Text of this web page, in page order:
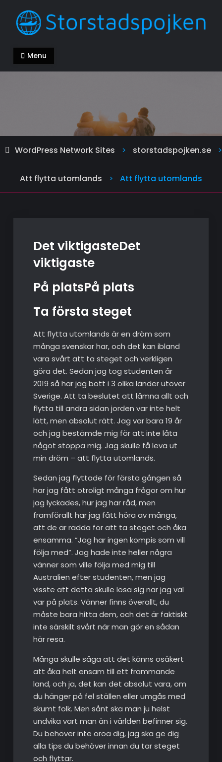
content
storstadspojken.se
Alla kan ha en bra livsstil
Menu
WordPress Network Sites > storstadspojken.se >
Att flytta utomlands > Att flytta utomlands
Det viktigasteDet
viktigaste
På platsPå plats
Ta första steget
Att flytta utomlands är en dröm som
många svenskar har, och det kan ibland
vara svårt att ta steget och verkligen
göra det. Sedan jag tog studenten år
2019 så har jag bott i 3 olika länder utöver
Sverige. Att ta beslutet att lämna allt och
flytta till andra sidan jorden var inte helt
lätt, men absolut rätt. Jag var bara 19 år
och jag bestämde mig för att inte låta
något stoppa mig. Jag skulle få leva ut
min dröm – att flytta utomlands.
Sedan jag flyttade för första gången så
har jag fått otroligt många frågor om hur
jag lyckades, hur jag har råd, men
framförallt har jag fått höra av många,
att de är rädda för att ta steget och åka
ensamma. ”Jag har ingen kompis som vill
följa med”. Jag hade inte heller några
vänner som ville följa med mig till
Australien efter studenten, men jag
visste att detta skulle lösa sig när jag väl
var på plats. Vänner finns överallt, du
måste bara hitta dem, och det är faktiskt
inte särskilt svårt när man gör en sådan
här resa.
Många skulle säga att det känns osäkert
att åka helt ensam till ett främmande
land, och ja, det kan det absolut vara, om
du hänger på fel ställen eller umgås med
skumt folk. Men sånt ska man ju helst
undvika vart man än i världen befinner sig.
Du behöver inte oroa dig, jag ska ge dig
alla tips du behöver innan du tar steget
och flyttar.